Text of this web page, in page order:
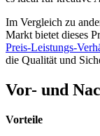
Im Vergleich zu
Markt bietet dieses
Preis-Leistungs-
die Qualität und
Vor- und
Vorteile